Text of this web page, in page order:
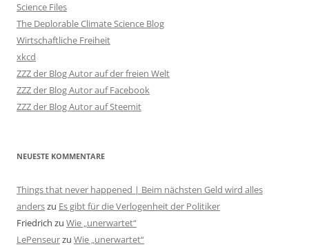
Science Files
The Deplorable Climate Science Blog
Wirtschaftliche Freiheit
xkcd
ZZZ der Blog Autor auf der freien Welt
ZZZ der Blog Autor auf Facebook
ZZZ der Blog Autor auf Steemit
NEUESTE KOMMENTARE
Things that never happened | Beim nächsten Geld wird alles
anderszu Es gibt für die Verlogenheit der Politiker
Friedrich zu Wie „unerwartet“
LePenseurzu Wie „unerwartet“